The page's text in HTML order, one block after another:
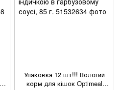
Упаковка 12 шт!!! Вологий
корм для кішок Optimeal